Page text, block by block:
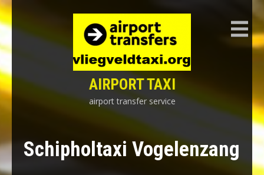
Skip
to
content
AIRPORT TAXI
airport transfer service
Schipholtaxi Vogelenzang